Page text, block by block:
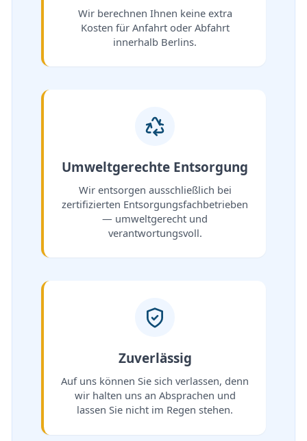
Wir berechnen Ihnen keine extra
Kosten für Anfahrt oder Abfahrt
innerhalb Berlins.
Umweltgerechte Entsorgung
Wir entsorgen ausschließlich bei
zertifizierten Entsorgungsfachbetrieben
— umweltgerecht und
verantwortungsvoll.
Zuverlässig
Auf uns können Sie sich verlassen, denn
wir halten uns an Absprachen und
lassen Sie nicht im Regen stehen.